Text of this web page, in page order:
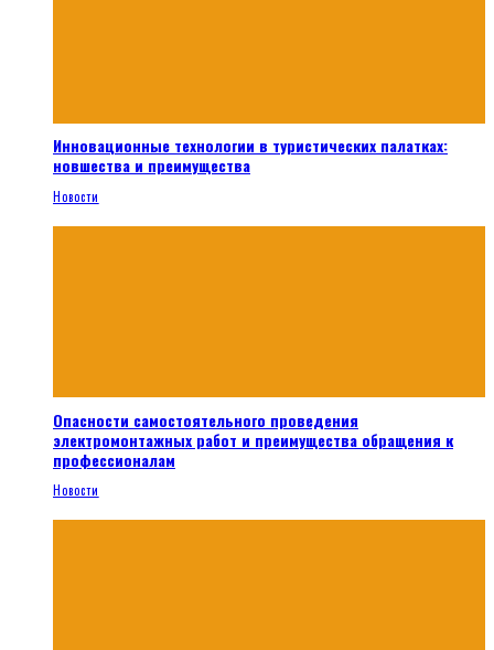
Инновационные технологии в туристических палатках:
новшества и преимущества
Новости
Опасности самостоятельного проведения
электромонтажных работ и преимущества обращения к
профессионалам
Новости